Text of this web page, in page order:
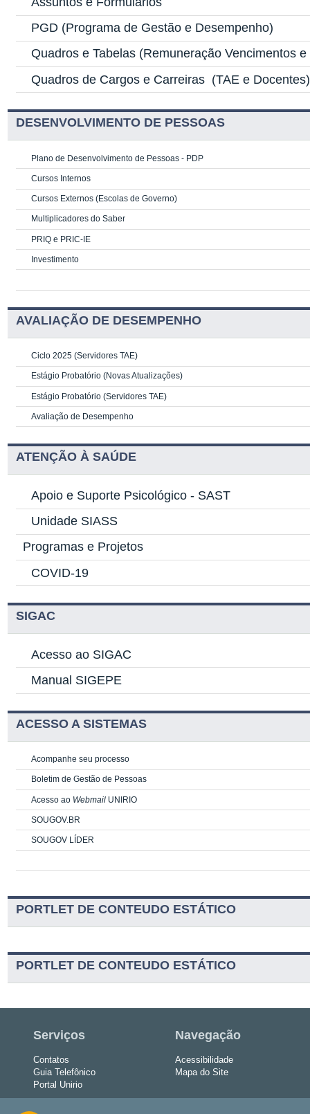
PGD (Programa de Gestão e Desempenho)
Quadros e Tabelas (Remuneração Vencimentos
Quadros de Cargos e Carreiras (TAE e Docentes)
DESENVOLVIMENTO DE PESSOAS
Plano de Desenvolvimento de Pessoas - PDP
Cursos Internos
Cursos Externos (Escolas de Governo)
Multiplicadores do Saber
PRIQ e PRIC-IE
Investimento
AVALIAÇÃO DE DESEMPENHO
Ciclo 2025 (Servidores TAE)
Estágio Probatório (Novas Atualizações)
Estágio Probatório (Servidores TAE)
Avaliação de Desempenho
ATENÇÃO À SAÚDE
Apoio e Suporte Psicológico - SAST
Unidade SIASS
Programas e Projetos
COVID-19
SIGAC
Acesso ao SIGAC
Manual SIGEPE
ACESSO A SISTEMAS
Acompanhe seu processo
Boletim de Gestão de Pessoas
Acesso ao Webmail UNIRIO
SOUGOV.BR
SOUGOV LÍDER
PORTLET DE CONTEUDO ESTÁTICO
PORTLET DE CONTEUDO ESTÁTICO
Serviços
Contatos
Guia Telefônico
Portal Unirio
Navegação
Acessibilidade
Mapa do Site